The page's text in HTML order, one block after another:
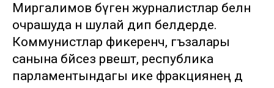
Миргалимов бүген журналистлар белән
очрашуда әнә шулай дип белдерде.
Коммунистлар фикеренчә, әгъзалары
санына бәйсез рәвештә, республика
парламентындагы ике фракциянең дә